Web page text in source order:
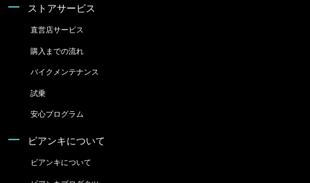
ストアサービス
直営店サービス
購入までの流れ
バイクメンテナンス
試乗
安心プログラム
ビアンキについて
ビアンキについて